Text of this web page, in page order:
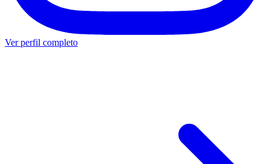
Ver perfil completo